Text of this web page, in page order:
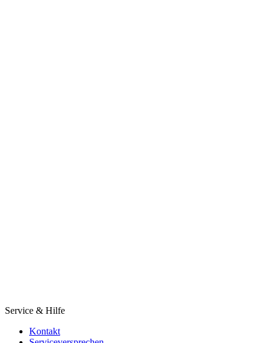
Service & Hilfe
Kontakt